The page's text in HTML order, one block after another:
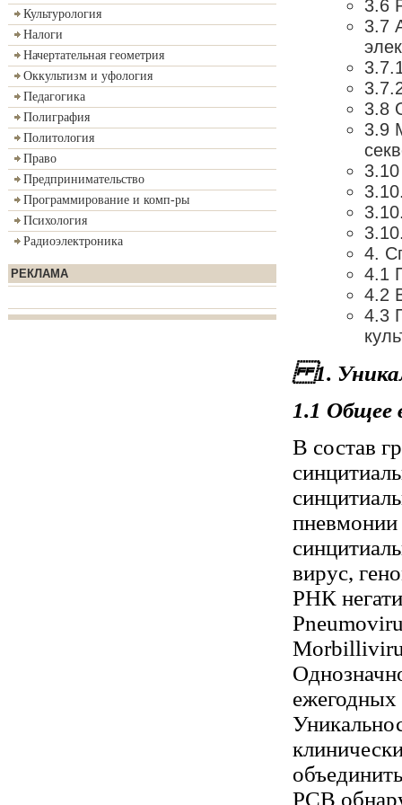
Культурология
Налоги
Начертательная геометрия
Оккультизм и уфология
Педагогика
Полиграфия
Политология
Право
Предпринимательство
Программирование и комп-ры
Психология
Радиоэлектроника
РЕКЛАМА
3.6
3.7
3.8
3.9
4.
4.1
4.2
4.3
1.
1.1 Общее
В состав
вирус,
РНК
ежегодных
РСВ